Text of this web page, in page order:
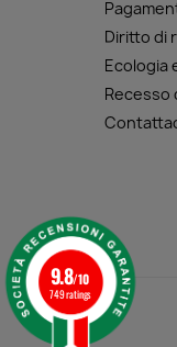
Diritto di
Ecologia
Recesso
9.8/10
749 ratings